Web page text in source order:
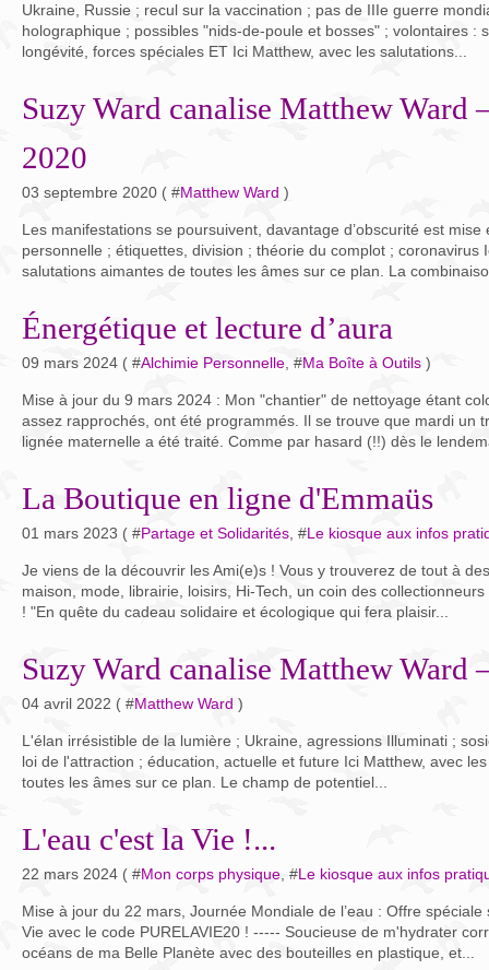
Ukraine, Russie ; recul sur la vaccination ; pas de IIIe guerre
holographique ; possibles "nids-de-poule et bosses" ; volontaires :
longévité, forces spéciales ET Ici Matthew, avec les salutations...
Suzy Ward canalise Matthew Ward
2020
03 septembre 2020 ( #Matthew Ward )
Les manifestations se poursuivent, davantage d’obscurité est
personnelle ; étiquettes, division ; théorie du complot ; coronavirus
salutations aimantes de toutes les âmes sur ce plan. La
Énergétique et lecture d’aura
09 mars 2024 ( #Alchimie Personnelle , #Ma Boîte à Outils )
Mise à jour du 9 mars 2024 : Mon "chantier" de nettoyage étant
assez rapprochés, ont été programmés. Il se trouve que mardi un
lignée maternelle a été traité. Comme par hasard (!!) dès le
La Boutique en ligne d'Emmaüs
01 mars 2023 ( #Partage et Solidarités , #Le kiosque aux infos
Je viens de la découvrir les Ami(e)s ! Vous y trouverez de tout à
maison, mode, librairie, loisirs, Hi-Tech, un coin des
! "En quête du cadeau solidaire et écologique qui fera plaisir...
Suzy Ward canalise Matthew Ward
04 avril 2022 ( #Matthew Ward )
L'élan irrésistible de la lumière ; Ukraine, agressions Illuminati ;
loi de l'attraction ; éducation, actuelle et future Ici Matthew, avec
toutes les âmes sur ce plan. Le champ de potentiel...
L'eau c'est la Vie !...
22 mars 2024 ( #Mon corps physique , #Le kiosque aux infos
Mise à jour du 22 mars, Journée Mondiale de l’eau : Offre spéciale
Vie avec le code PURELAVIE20 ! ----- Soucieuse de m'hydrater
océans de ma Belle Planète avec des bouteilles en plastique, et...